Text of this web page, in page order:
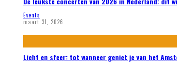
Events
maart 31, 2026
Licht en sfeer: tot wanneer geniet je van het